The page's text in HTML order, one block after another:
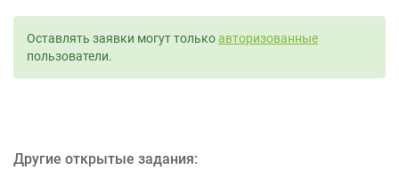
Оставлять заявки могут толькоавторизованные
пользователи.
Другие открытые задания: